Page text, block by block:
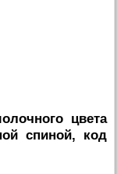
цвета
спиной, код